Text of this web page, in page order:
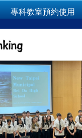
專科教室預約使用